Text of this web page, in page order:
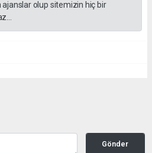
olup sitemizin hiç bir
Gönder